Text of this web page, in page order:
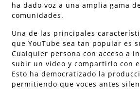
ha dado voz a una amplia gama
comunidades.
Una de las principales
que YouTube sea tan popular es
Cualquier persona con acceso a
subir un video y compartirlo con
Esto ha democratizado la
permitiendo que voces antes